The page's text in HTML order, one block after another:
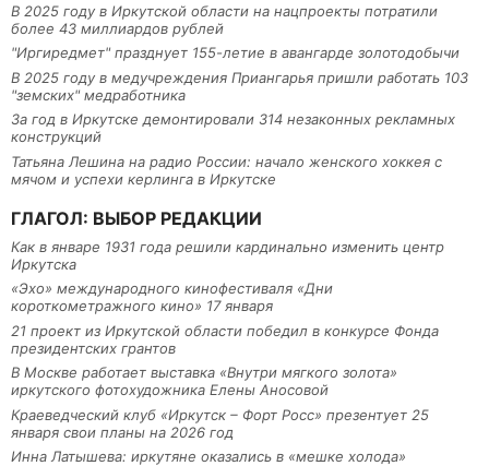
В 2025 году в Иркутской области на нацпроекты потратили
более 43 миллиардов рублей
"Иргиредмет" празднует 155-летие в авангарде золотодобычи
В 2025 году в медучреждения Приангарья пришли работать 103
"земских" медработника
За год в Иркутске демонтировали 314 незаконных рекламных
конструкций
Татьяна Лешина на радио России: начало женского хоккея с
мячом и успехи керлинга в Иркутске
ГЛАГОЛ: ВЫБОР РЕДАКЦИИ
Как в январе 1931 года решили кардинально изменить центр
Иркутска
«Эхо» международного кинофестиваля «Дни
короткометражного кино» 17 января
21 проект из Иркутской области победил в конкурсе Фонда
президентских грантов
В Москве работает выставка «Внутри мягкого золота»
иркутского фотохудожника Елены Аносовой
Краеведческий клуб «Иркутск – Форт Росс» презентует 25
января свои планы на 2026 год
Инна Латышева: иркутяне оказались в «мешке холода»